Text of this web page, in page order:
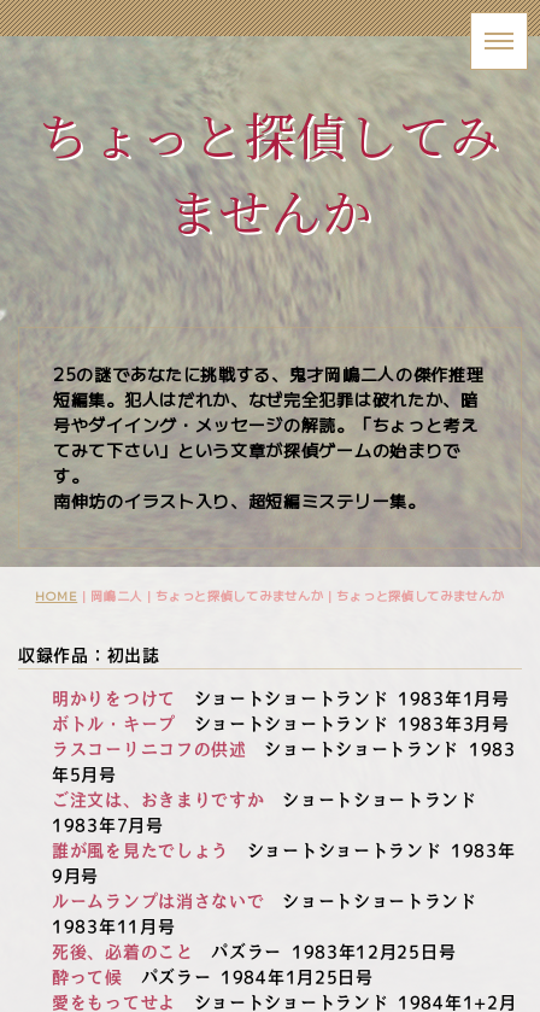
ちょっと探偵してみ
ませんか
25の謎であなたに挑戦する、鬼才岡嶋二人の傑作推理
短編集。犯人はだれか、なぜ完全犯罪は破れたか、暗
号やダイイング・メッセージの解読。「ちょっと考え
てみて下さい」という文章が探偵ゲームの始まりで
す。
南伸坊のイラスト入り、超短編ミステリー集。
HOME | 岡嶋二人 | ちょっと探偵してみませんか | ちょっと探偵してみませんか
収録作品：初出誌
明かりをつけて
ショートショートランド 1983年1月号
ボトル・キープ ショートショートランド 1983年3月号
ラスコーリニコフの供述
ショートショートランド 1983
年5月号
ご注文は、おきまりですか ショートショートランド
1983年7月号
誰が風を見たでしょう
ショートショートランド 1983年
9月号
ルームランプは消さないで ショートショートランド
1983年11月号
死後、必着のこと
パズラー 1983年12月25日号
酔って候 パズラー 1984年1月25日号
愛をもってせよ
ショートショートランド 1984年1+2月